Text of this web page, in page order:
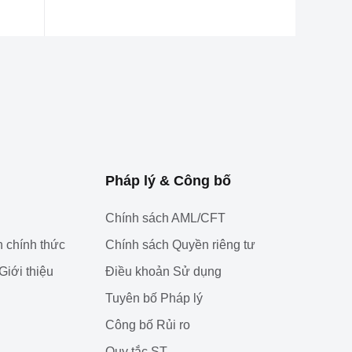
chính thức
thiệu
Pháp lý & Công bố
Chính sách AML/CFT
Chính sách Quyền riêng tư
Điều khoản Sử dụng
Tuyên bố Pháp lý
‌Công bố Rủi ro